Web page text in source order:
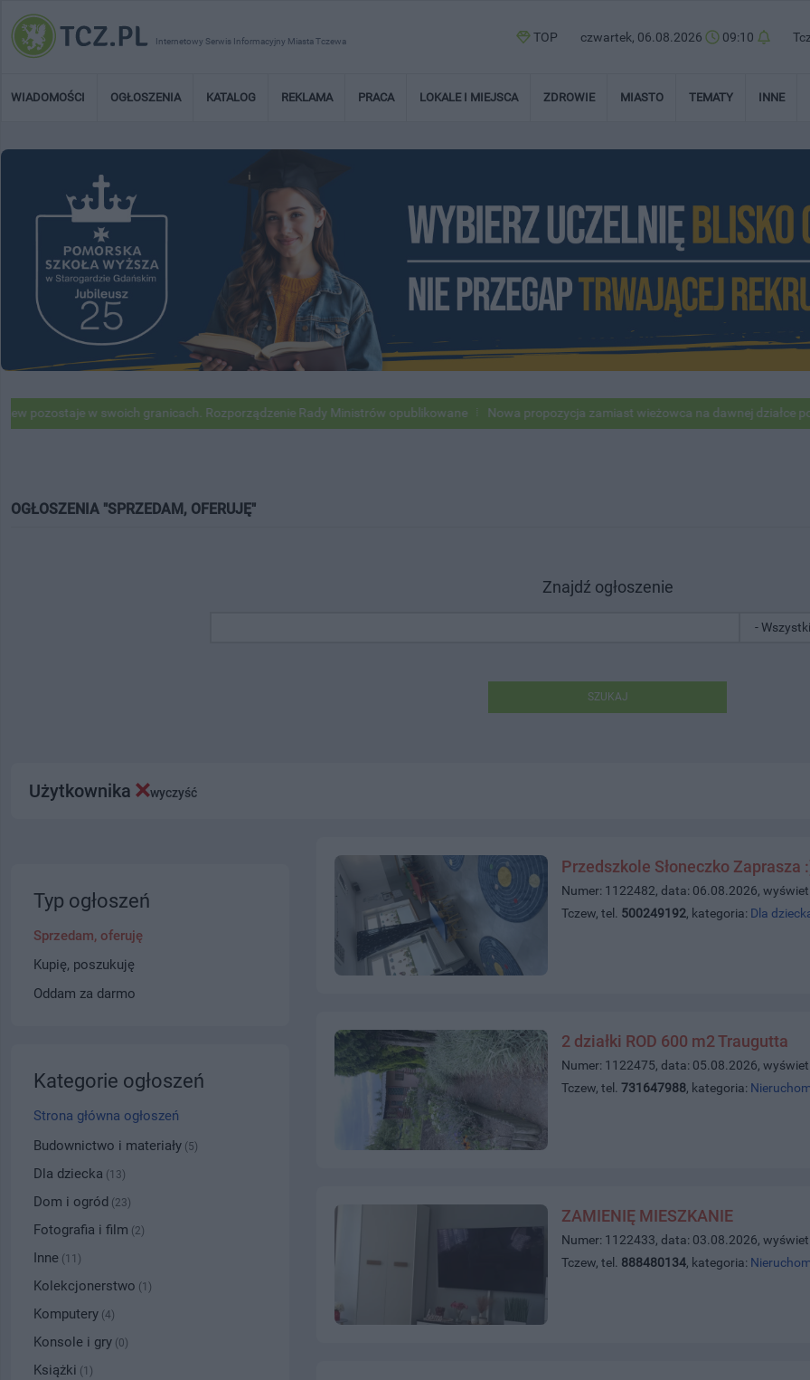
Internetowy Serwis Informacyjny Miasta Tczewa TOP czwartek, 06.08.2026 09:10
WIADOMOŚCI OGŁOSZENIA KATALOG REKLAMA PRACA LOKALE I MIEJSCA ZDROWIE MIASTO TEMATY INNE
w swoich granicach. Rozporządzenie Rady Ministrów opublikowane Nowa propozycja zamiast wieżowca na dawnej działce po USC
OGŁOSZENIA "SPRZEDAM, OFERUJĘ"
Znajdź ogłoszenie
SZUKAJ
Użytkownika wyczyść
Przedszkole Słoneczko Zaprasza
Numer: 1122482, data: 06.08.2026,
Tczew, tel. 500249192, kategoria: Dla
2 działki ROD 600 m2 Traugutta
Numer: 1122475, data: 05.08.2026,
Tczew, tel.731647988, kategoria:
ZAMIENIĘ MIESZKANIE
Numer: 1122433, data: 03.08.2026,
Tczew, tel. 888480134, kategoria:
Typ ogłoszeń
Sprzedam, oferuję
Kupię, poszukuję
Oddam za darmo
Kategorie ogłoszeń
Strona główna ogłoszeń
Budownictwo i materiały (5)
Dla dziecka (13)
Dom i ogród (23)
Fotografia i film (2)
Inne (11)
Kolekcjonerstwo (1)
Komputery (4)
Konsole i gry (0)
Książki (1)